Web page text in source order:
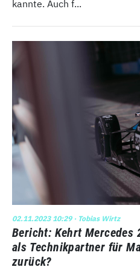
kannte. Auch f...
02.11.2023 10:29· Tobias Wirtz
Bericht: Kehrt Mercedes
als Technikpartner für
zurück?